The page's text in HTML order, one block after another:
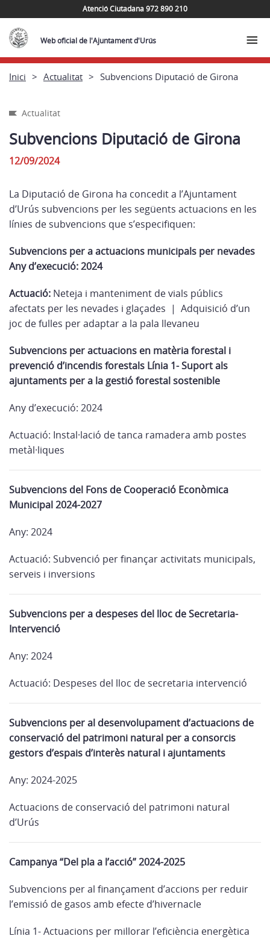
Atenció Ciutadana 972 890 210
Web oficial de l'Ajuntament d'Urús
Inici Actualitat Subvencions Diputació de Girona
Actualitat
Subvencions Diputació de Girona
12/09/2024
La Diputació de Girona ha concedit a l’Ajuntament
d’Urús subvencions per les següents actuacions en les
línies de subvencions que s’especifiquen:
Subvencions per a actuacions municipals per nevades
Any d’execució: 2024
Actuació: Neteja i manteniment de vials públics
afectats per les nevades i glaçades | Adquisició d’un
joc de fulles per adaptar a la pala llevaneu
Subvencions per actuacions en matèria forestal i
prevenció d’incendis forestals Línia 1- Suport als
ajuntaments per a la gestió forestal sostenible
Any d’execució: 2024
Actuació: Instal·lació de tanca ramadera amb postes
metàl·liques
Subvencions del Fons de Cooperació Econòmica
Municipal 2024-2027
Any: 2024
Actuació: Subvenció per finançar activitats municipals,
serveis i inversions
Subvencions per a despeses del lloc de Secretaria-
Intervenció
Any: 2024
Actuació: Despeses del lloc de secretaria intervenció
Subvencions per al desenvolupament d’actuacions de
conservació del patrimoni natural per a consorcis
gestors d’espais d’interès natural i ajuntaments
Any: 2024-2025
Actuacions de conservació del patrimoni natural
d’Urús
Campanya “Del pla a l’acció” 2024-2025
Subvencions per al finançament d’accions per reduir
l’emissió de gasos amb efecte d’hivernacle
Línia 1- Actuacions per millorar l’eficiència energètica